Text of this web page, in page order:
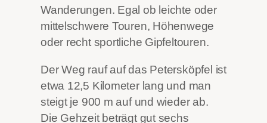
Wanderungen. Egal ob leichte oder
mittelschwere Touren, Höhenwege
oder recht sportliche Gipfeltouren.
Der Weg rauf auf das Petersköpfel ist
etwa 12,5 Kilometer lang und man
steigt je 900 m auf und wieder ab.
Die Gehzeit beträgt gut sechs